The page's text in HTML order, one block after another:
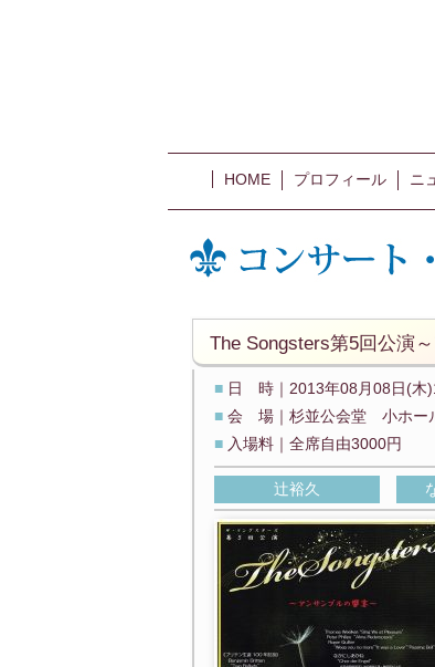
HOME プロフィール ニ
The Songsters第5回公演
■ 日 時｜2013年08月08日(木
■ 会 場｜杉並公会堂 小ホー
■ 入場料｜全席自由3000円
辻裕久